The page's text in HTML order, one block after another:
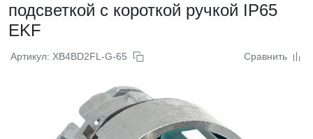
подсветкой с короткой ручкой IP65
EKF
Артикул: XB4BD2FL-G-65 Сравнить